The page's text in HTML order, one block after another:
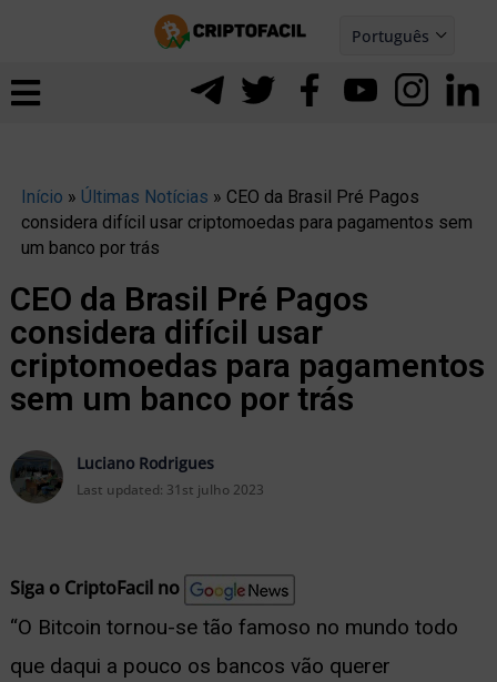
Português
Español
Início » Últimas Notícias » CEO da Brasil Pré Pagos
considera difícil usar criptomoedas para pagamentos sem
um banco por trás
CEO da Brasil Pré Pagos
considera difícil usar
criptomoedas para pagamentos
sem um banco por trás
Luciano Rodrigues
Last updated: 31st julho 2023
Siga o CriptoFacil no
“O Bitcoin tornou-se tão famoso no mundo todo
que daqui a pouco os bancos vão querer